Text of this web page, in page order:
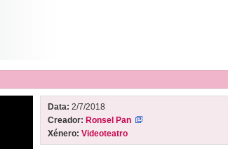
Data: 2/7/2018
Creador: Ronsel Pan
Xénero: Videoteatro